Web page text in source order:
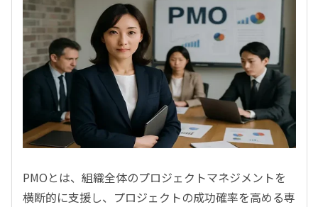
PMOとは、組織全体のプロジェクトマネジメントを
横断的に支援し、プロジェクトの成功確率を高める専